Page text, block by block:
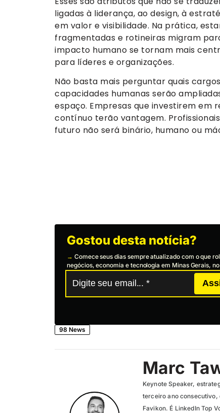
ligadas à liderança, ao design, à
em valor e visibilidade. Na prática,
fragmentadas e rotineiras migram
impacto humano se tornam mais
para líderes e organizações.
Não basta mais perguntar quais
capacidades humanas serão
espaço. Empresas que investirem em
contínuo terão vantagem.
futuro não será binário, humano ou
Gostou desta notícia?
→ Comece seus dias sempre atualizado com o que
negócios, economia e tecnologia em Minas Gerais,
98 News
Marc
Keynote Speaker,
terceiro ano consecutivo,
Favikon. É LinkedIn Top